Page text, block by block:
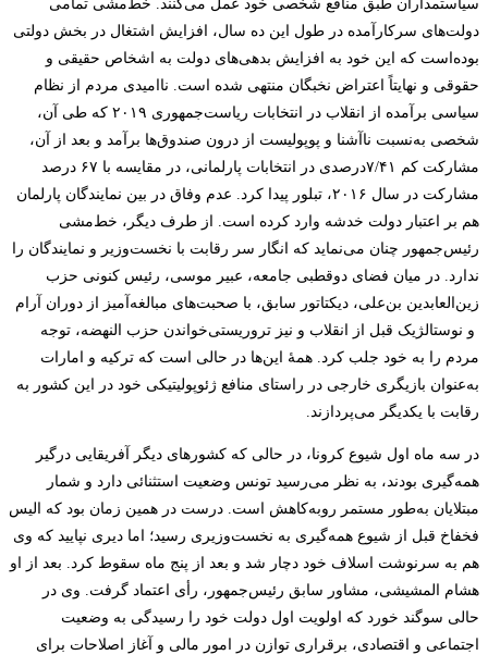
سیاستمداران طبق منافع شخصی خود عمل می‌کنند. خط‌مشی تمامی
دولت‌های سرکارآمده در طول این ده سال، افزایش اشتغال در بخش دولتی
بوده‌است که این خود به افزایش بدهی‌های دولت به اشخاص حقیقی و
حقوقی و نهایتاً اعتراض نخبگان منتهی شده است. ناامیدی مردم از نظام
سیاسی برآمده از انقلاب در انتخابات ریاست‌جمهوری ۲۰۱۹ که طی آن،
شخصی به‌نسبت ناآشنا و پوپولیست از درون صندوق‌ها برآمد و بعد از آن،
مشارکت کم ۷/۴۱درصدی در انتخابات پارلمانی، در مقایسه با ۶۷ درصد
مشارکت در سال ۲۰۱۶، تبلور پیدا کرد. عدم وفاق در بین نمایندگان پارلمان
هم بر اعتبار دولت خدشه وارد کرده است. از طرف دیگر، خط‌مشی
رئیس‌جمهور چنان می‌نماید که انگار سر رقابت با نخست‌وزیر و نمایندگان را
ندارد. در میان فضای دوقطبی جامعه، عبیر موسی، رئیس کنونی حزب
زین‌العابدین بن‌علی، دیکتاتور سابق، با صحبت‌های مبالغه‌آمیز از دوران آرام
و نوستالژیک قبل از انقلاب و نیز تروریستی‌خواندن حزب النهضه، توجه
مردم را به خود جلب کرد. همۀ این‌ها در حالی است که ترکیه و امارات
به‌عنوان بازیگری خارجی در راستای منافع ژئوپولیتیکی خود در این کشور به
رقابت با یکدیگر می‌پردازند.
در سه ماه اول شیوع کرونا، در حالی که کشورهای دیگر آفریقایی درگیر
همه‌گیری بودند، به نظر می‌رسید تونس وضعیت استثنائی دارد و شمار
مبتلایان به‌طور مستمر روبه‌کاهش است. درست در همین زمان بود که الیس
فخفاخ قبل از شیوع همه‌گیری به نخست‌وزیری رسید؛ اما دیری نپایید که وی
هم به سرنوشت اسلاف خود دچار شد و بعد از پنج ماه سقوط کرد. بعد از او
هشام المشیشی، مشاور سابق رئیس‌جمهور، رأی اعتماد گرفت. وی در
حالی سوگند خورد که اولویت اول دولت خود را رسیدگی به وضعیت
اجتماعی و اقتصادی، برقراری توازن در امور مالی و آغاز اصلاحات برای